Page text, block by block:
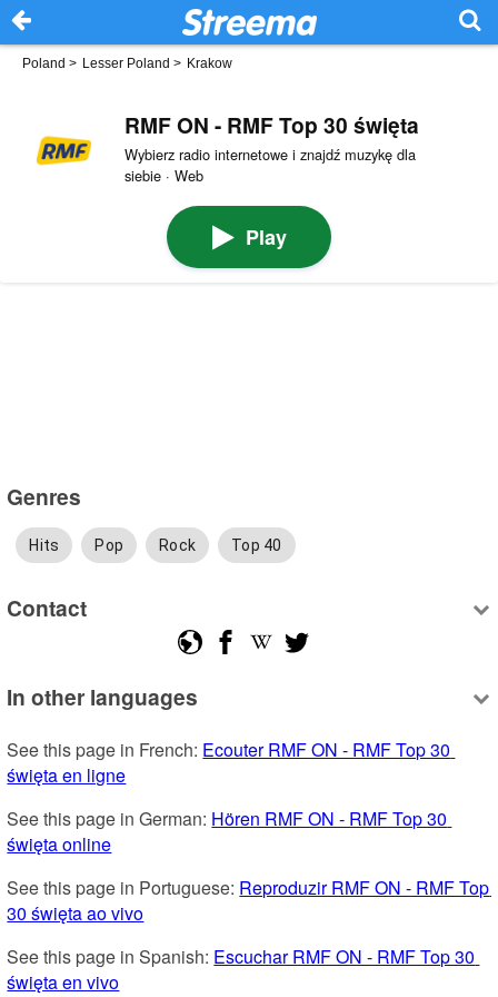
Poland > Lesser Poland > Krakow
RMF ON - RMF Top 30 święta
Wybierz radio internetowe i znajdź muzykę dla
siebie · Web
Play
Genres
Hits Pop Rock Top 40
Contact
In other languages
See this page in French: Ecouter RMF ON - RMF Top 30
święta en ligne
See this page in German: Hören RMF ON - RMF Top 30
święta online
See this page in Portuguese: Reproduzir RMF ON - RMF Top
30 święta ao vivo
See this page in Spanish: Escuchar RMF ON - RMF Top 30
święta en vivo